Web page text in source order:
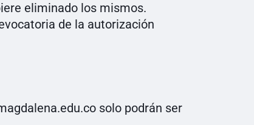
eliminado los mismos.
de la autorización
solo podrán ser